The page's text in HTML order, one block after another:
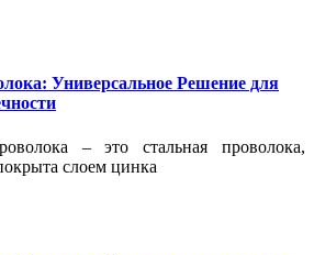
Универсальное Решение для
– это стальная проволока,
слоем цинка